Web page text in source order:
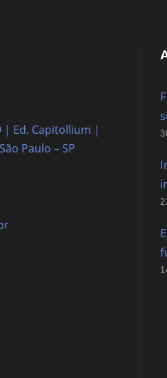
| Ed. Capitollium |
Paulo – SP